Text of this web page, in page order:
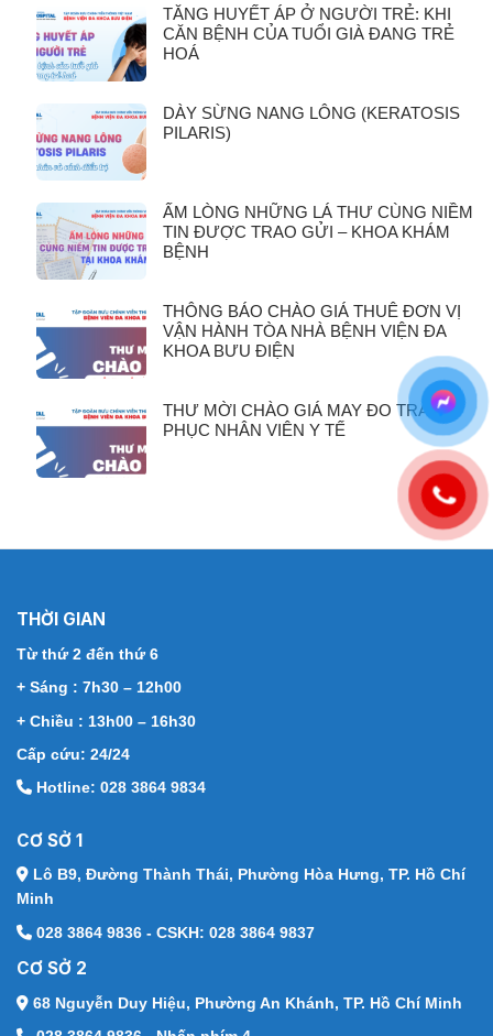
TĂNG HUYẾT ÁP Ở NGƯỜI TRẺ: KHI
CĂN BỆNH CỦA TUỔI GIÀ ĐANG TRẺ
HOÁ
DÀY SỪNG NANG LÔNG (KERATOSIS
PILARIS)
ẤM LÒNG NHỮNG LÁ THƯ CÙNG NIỀM
TIN ĐƯỢC TRAO GỬI – KHOA KHÁM
BỆNH
THÔNG BÁO CHÀO GIÁ THUÊ ĐƠN VỊ
VẬN HÀNH TÒA NHÀ BỆNH VIỆN ĐA
KHOA BƯU ĐIỆN
THƯ MỜI CHÀO GIÁ MAY ĐO TRANG
PHỤC NHÂN VIÊN Y TẾ
THỜI GIAN
Từ thứ 2 đến thứ 6
+ Sáng : 7h30 – 12h00
+ Chiều : 13h00 – 16h30
Cấp cứu: 24/24
Hotline: 028 3864 9834
CƠ SỞ 1
Lô B9, Đường Thành Thái, Phường Hòa Hưng, TP. Hồ Chí
Minh
028 3864 9836 - CSKH: 028 3864 9837
CƠ SỞ 2
68 Nguyễn Duy Hiệu, Phường An Khánh, TP. Hồ Chí Minh